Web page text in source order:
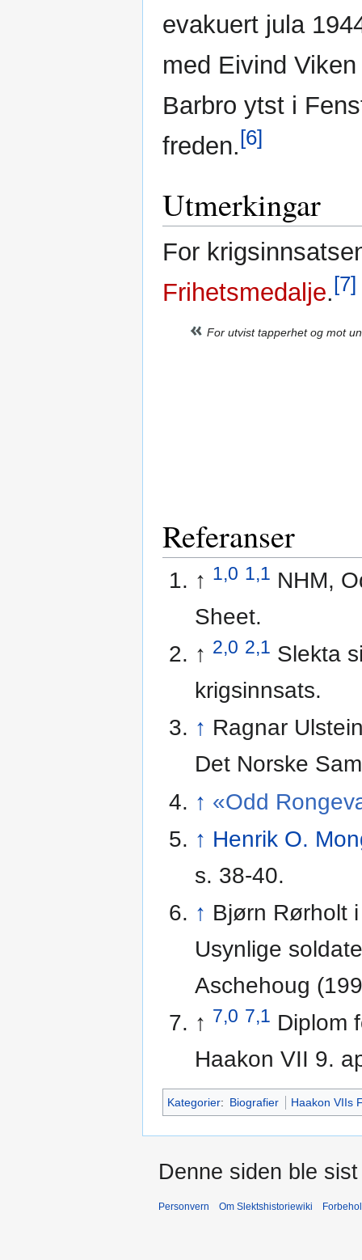
evakuert jula
med Eivind
Barbro ytst i
freden.[6]
Utmerkingar
For
Frihetsmedalje.[7]
For utvist tapperhet og mot
Referanser
↑ 1,0 1,1 NHM,
Sheet.
↑ 2,0 2,1 Slekta
krigsinnsats.
↑ Ragnar
Det Norske
↑ «Odd
↑ Henrik O.
s. 38-40.
↑ Bjørn Rørholt
Usynlige
Aschehoug
↑ 7,0 7,1 Diplom
Haakon VII 9.
Kategorier: Biografier Haakon VIIs
Denne siden ble
Personvern Om Slektshistoriewiki